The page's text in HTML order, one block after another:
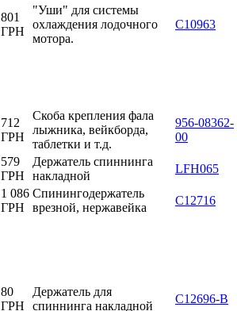
801
ГРН
"Уши" для системы
охлаждения лодочного
мотора.
С10963
712
ГРН
Скоба крепления фала
лыжника, вейкборда,
таблетки и т.д.
956-08362-
00
579
ГРН
Держатель спиннинга
накладной
LFH065
1 086
ГРН
Спинингодержатель
врезной, нержавейка
C12716
80
ГРН
Держатель для
спиннинга накладной
C12696-B